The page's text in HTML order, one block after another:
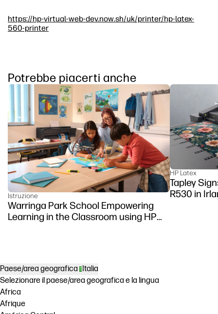
https://hp-virtual-web-dev.now.sh/uk/printer/hp-latex-
560-printer
Potrebbe piacerti anche
Istruzione
Warringa Park School Empowering
Learning in the Classroom using HP
HP Latex
Tapley
R530 in
Paese/area geografica
Italia
Selezionare il paese/area geografica e la lingua
Africa
Afrique